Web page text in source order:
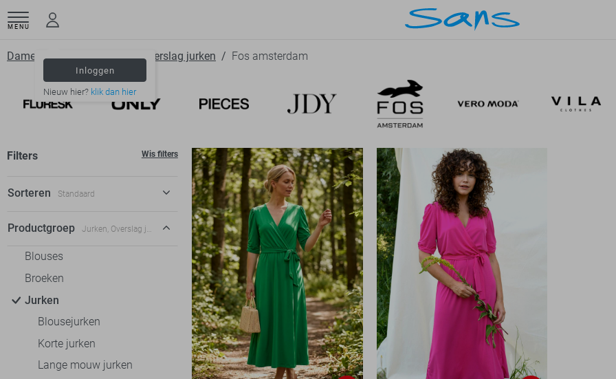
MENU
Inloggen
Nieuw hier? klik dan hier
Dameskleding Jurken Overslag jurken Fos amsterdam
Filters Wis filters
Sorteren Standaard
Standaard
Productgroep Jurken, Overslag jurken
Blouses
Broeken
Jurken
Blousejurken
Korte jurken
Lange mouw jurken